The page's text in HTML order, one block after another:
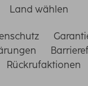
Land wählen
Rückrufaktionen